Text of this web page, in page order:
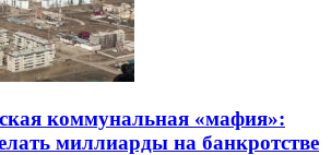
коммунальная «мафия»:
миллиарды на банкротстве